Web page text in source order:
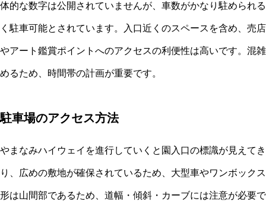
体的な数字は公開されていませんが、車数がかなり駐められ
く駐車可能とされています。入口近くのスペースを含め、売
やアート鑑賞ポイントへのアクセスの利便性は高いです。混
めるため、時間帯の計画が重要です。
駐車場のアクセス方法
やまなみハイウェイを進行していくと園入口の標識が見えて
り、広めの敷地が確保されているため、大型車やワンボック
形は山間部であるため、道幅・傾斜・カーブには注意が必要